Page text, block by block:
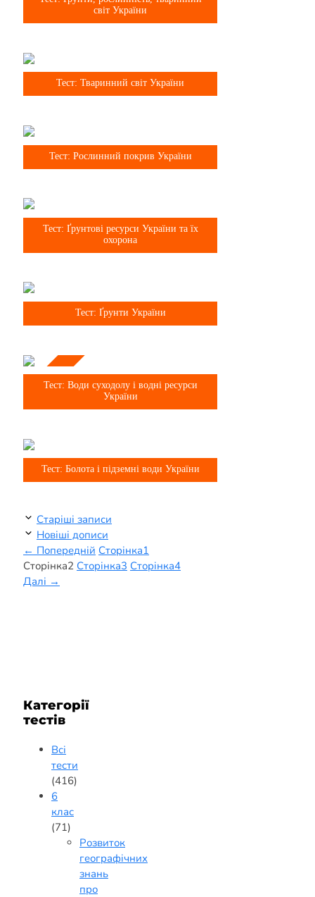
світ України
8 клас
Тест: Тваринний світ України
Тест: Рослинний покрив України
Тест: Ґрунтові ресурси України та їх
охорона
8 клас
Тест: Ґрунти України
Тема
Тест: Води суходолу і водні ресурси
України
8 клас
Тест: Болота і підземні води України
Старіші записи
Новіші дописи
← Попередній Сторінка1
Сторінка2 Сторінка3 Сторінка4
Далі →
Категорії
тестів
Всі
тести
(416)
6
клас
(71)
Розвиток
географічних
знань
про